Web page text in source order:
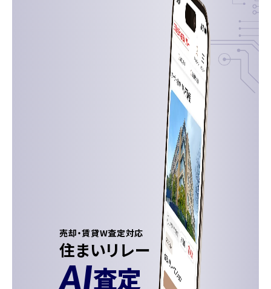
売却・賃貸W査定対応
住まいリレー
AI査定